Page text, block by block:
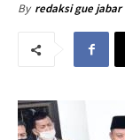
By redaksi gue jabar